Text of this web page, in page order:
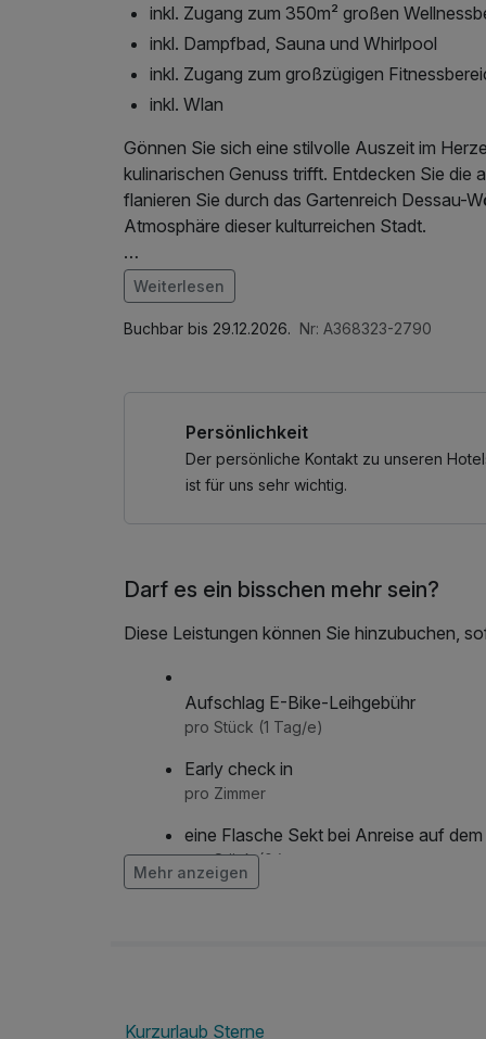
inkl. Zugang zum 350m² großen
inkl. Dampfbad, Sauna und Whirlpool
inkl. Zugang zum großzügigen
inkl. Wlan
Gönnen Sie sich eine stilvolle Auszeit im
kulinarischen Genuss trifft. Entdecken Sie die
flanieren Sie durch das Gartenreich Dessau-
Atmosphäre dieser kulturreichen Stadt.
Im Hotel erwartet Sie ein liebevoll
Zutaten verwöhnt. Lehnen Sie sich zurück
kulinarisch verwöhnen – der perfekte
des Hotels in Dessau. Das weltbekannte
Museen begeistern Kulturinteressierte.
beeindruckenden Auenlandschaften des
Im Angebot enthalten
Nutzung des Fitnessbereichs, Nutzung des
Weiterlesen
Buchbar bis 29.12.2026. Nr: A368323-2790
Persönlichkeit
Der persönliche Kontakt zu unseren
ist für uns sehr wichtig.
Darf es ein bisschen mehr sein?
Diese Leistungen können Sie hinzubuchen,
Aufschlag E-Bike-Leihgebühr
pro Stück (1 Tag/e)
Early check in
pro Zimmer
eine Flasche Sekt bei Anreise auf dem
pro Stück (0 )
Mehr anzeigen
Kurzurlaub Sterne